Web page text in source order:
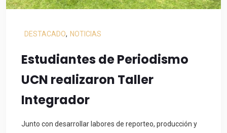
DESTACADO, NOTICIAS
Estudiantes de Periodismo
UCN realizaron Taller
Integrador
Junto con desarrollar labores de reporteo, producción y